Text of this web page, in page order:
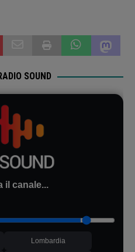
SOUND
il canale...
Lombardia